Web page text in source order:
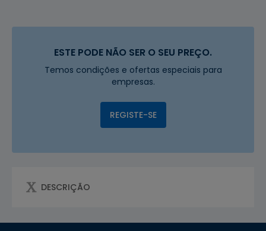
ESTE PODE NÃO SER O SEU PREÇO.
Temos condições e ofertas especiais para
empresas.
REGISTE-SE
DESCRIÇÃO